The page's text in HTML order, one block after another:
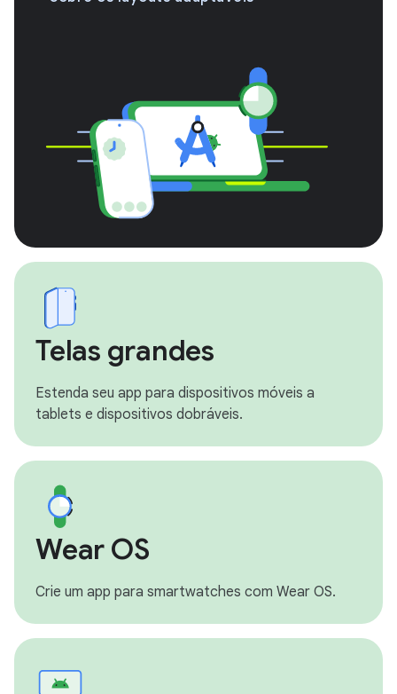
Telas grandes
Estenda seu app para dispositivos móveis a
tablets e dispositivos dobráveis.
Wear OS
Crie um app para smartwatches com Wear OS.